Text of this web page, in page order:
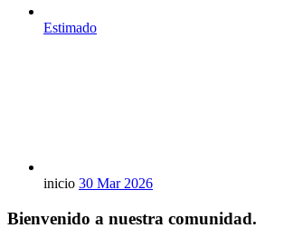
Estimado
inicio 30 Mar 2026
Bienvenido a nuestra comunidad.